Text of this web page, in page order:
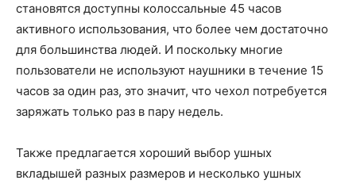
становятся доступны колоссальные 45 часов
активного использования, что более чем достаточно
для большинства людей. И поскольку многие
пользователи не используют наушники в течение 15
часов за один раз, это значит, что чехол потребуется
заряжать только раз в пару недель.
Также предлагается хороший выбор ушных
вкладышей разных размеров и несколько ушных